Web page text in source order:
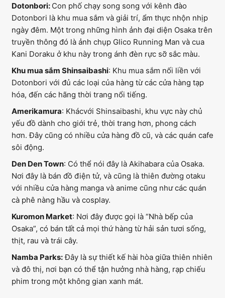
Dotonbori: Con phố chạy song song với kênh đào
Dotonbori là khu mua sắm và giải trí, ẩm thực nhộn nhịp
ngày đêm. Một trong những hình ảnh đại diện Osaka trên
truyền thông đó là ảnh chụp Glico Running Man và cua
Kani Doraku ở khu này trong ánh đèn rực sỡ sắc màu.
Khu mua sắm Shinsaibashi: Khu mua sắm nối liền với
Dotonbori với đủ các loại của hàng từ các cửa hàng tạp
hóa, đến các hãng thời trang nổi tiếng.
Amerikamura: Khácvới Shinsaibashi, khu vực này chủ
yếu đồ dành cho giới trẻ, thời trang hơn, phong cách
hơn. Đây cũng có nhiều cửa hàng đồ cũ, và các quán cafe
sôi động.
Den Den Town: Có thể nói đây là Akihabara của Osaka.
Nơi đây là bán đồ điện tử, và cũng là thiên đường otaku
với nhiều cửa hàng manga và anime cũng như các quán
cà phê nàng hầu và cosplay.
Kuromon Market: Nơi đây được gọi là “Nhà bếp của
Osaka”, có bán tất cả mọi thứ hàng từ hải sản tươi sống,
thịt, rau và trái cây.
Namba Parks:Đây là sự thiết kế hài hòa giữa thiên nhiên
và đô thị, nơi bạn có thể tận hưởng nhà hàng, rạp chiếu
phim trong một không gian xanh mát.